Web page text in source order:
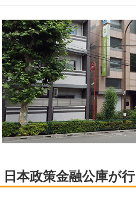
日本政策金融公庫が